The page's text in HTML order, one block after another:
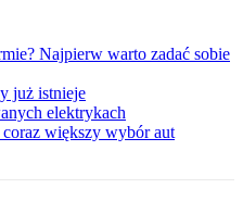
Najpierw warto zadać sobie
już istnieje
elektrykach
większy wybór aut